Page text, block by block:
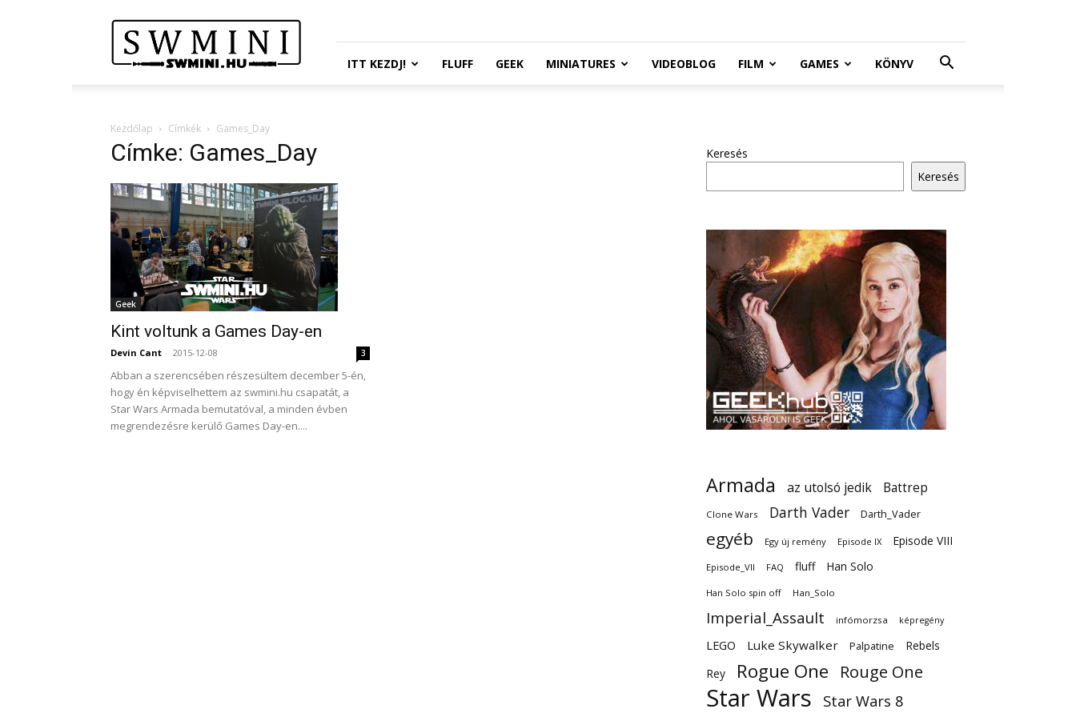
Wars
Miniatures
Portál
ITT KEZDJ! FLUFF GEEK MINIATURES VIDEOBLOG FILM GAMES KÖNYV
Kezdőlap Címkék Games_Day
Címke: Games_Day
Geek
Kint voltunk a Games Day-en
Devin Cant - 2015-12-08 3
Abban a szerencsében részesültem december 5-én,
hogy én képviselhettem az swmini.hu csapatát, a
Star Wars Armada bemutatóval, a minden évben
megrendezésre kerülő Games Day-en....
Keresés
Keresés
Armada az utolsó jedik Battrep
Clone Wars Darth Vader Darth_Vader
egyéb Egy új remény Episode IX Episode VIII
Episode_VII FAQ fluff Han Solo
Han Solo spin off Han_Solo
Imperial_Assault infómorzsa képregény
LEGO Luke Skywalker Palpatine
Rebels
Rey
Rogue One Rouge One
Star Wars Star Wars 8